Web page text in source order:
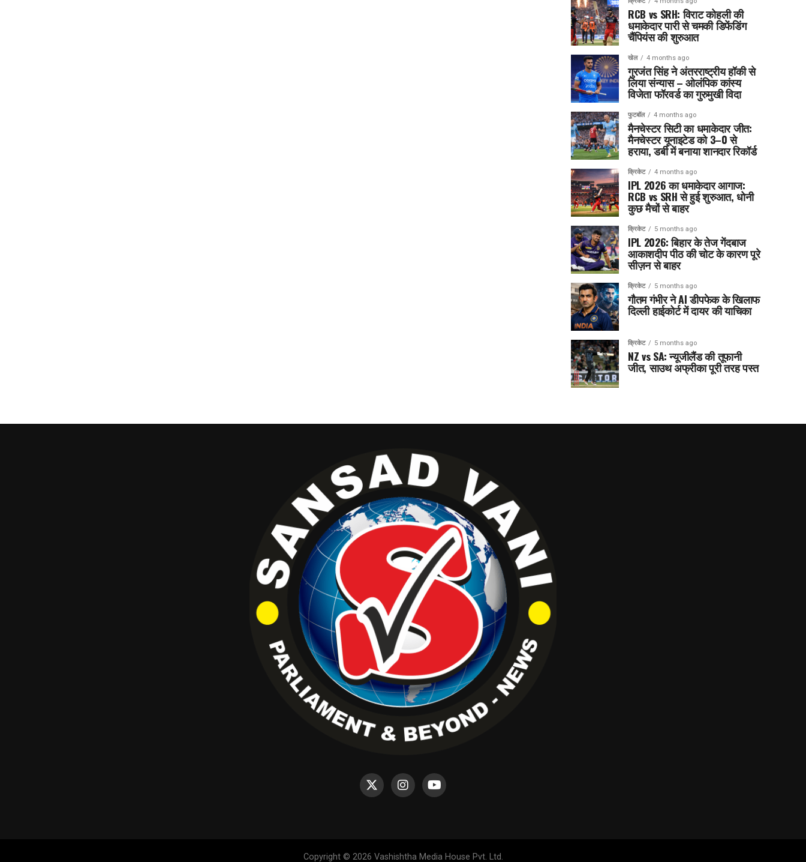
RCB vs SRH: विराट कोहली की
धमाकेदार पारी से चमकी डिफेंडिंग
चैंपियंस की शुरुआत
खेल 4 months ago
गुरजंत सिंह ने अंतरराष्ट्रीय हॉकी से
लिया संन्यास – ओलंपिक कांस्य
विजेता फॉरवर्ड का गुरुमुखी विदा
फुटबॉल 4 months ago
मैनचेस्टर सिटी का धमाकेदार जीत:
मैनचेस्टर यूनाइटेड को 3–0 से
हराया, डर्बी में बनाया शानदार रिकॉर्ड
क्रिकेट 4 months ago
IPL 2026 का धमाकेदार आगाज:
RCB vs SRH से हुई शुरुआत, धोनी
कुछ मैचों से बाहर
क्रिकेट 5 months ago
IPL 2026: बिहार के तेज गेंदबाज
आकाशदीप पीठ की चोट के कारण पूरे
सीज़न से बाहर
क्रिकेट 5 months ago
गौतम गंभीर ने AI डीपफेक के खिलाफ
दिल्ली हाईकोर्ट में दायर की याचिका
क्रिकेट 5 months ago
NZ vs SA: न्यूजीलैंड की तूफानी
जीत, साउथ अफ्रीका पूरी तरह पस्त
Copyright © 2026 Vashishtha Media House Pvt. Ltd.